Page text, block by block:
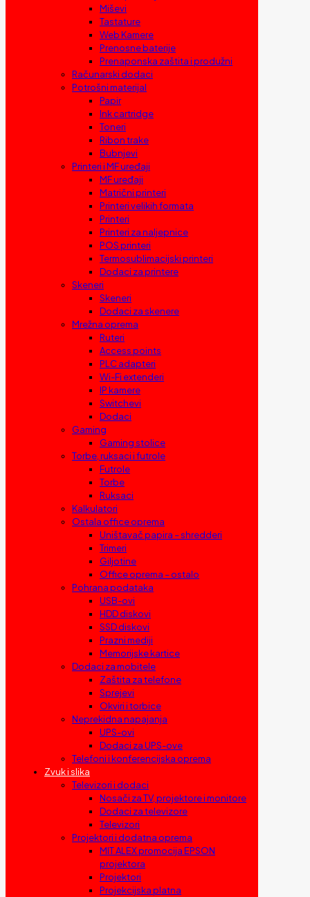
Miševi
Tastature
Web Kamere
Prenosne baterije
Prenaponska zaštita i produžni
Računarski dodaci
Potrošni materijal
Papir
Ink cartridge
Toneri
Ribon trake
Bubnjevi
Printeri i MF uređaji
MF uređaji
Matrični printeri
Printeri velikih formata
Printeri
Printeri za naljepnice
POS printeri
Termosublimacijski printeri
Dodaci za printere
Skeneri
Skeneri
Dodaci za skenere
Mrežna oprema
Ruteri
Access points
PLC adapteri
Wi-Fi extenderi
IP kamere
Switchevi
Dodaci
Gaming
Gaming stolice
Torbe, ruksaci i futrole
Futrole
Torbe
Ruksaci
Kalkulatori
Ostala office oprema
Uništavač papira – shredderi
Trimeri
Giljotine
Office oprema – ostalo
Pohrana podataka
USB-ovi
HDD diskovi
SSD diskovi
Prazni mediji
Memorijske kartice
Dodaci za mobitele
Zaštita za telefone
Sprejevi
Okviri i torbice
Neprekidna napajanja
UPS-ovi
Dodaci za UPS-ove
Telefoni i konferencijska oprema
Zvuk i slika
Televizori i dodaci
Nosači za TV, projektore i monitore
Dodaci za televizore
Televizori
Projektori i dodatna oprema
MIT ALEX promocija EPSON
projektora
Projektori
Projekcijska platna